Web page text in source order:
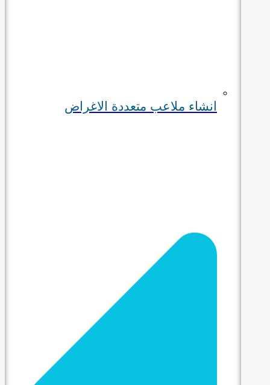
انشاء ملاعب متعددة الاغراض